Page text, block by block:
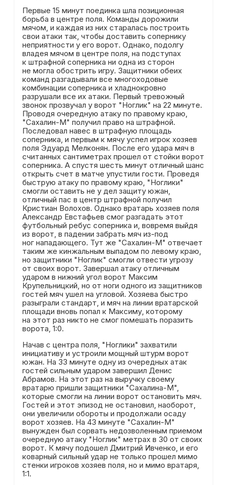
Первые 15 минут поединка шла позиционная
борьба в центре поля. Команды дорожили
мячом, и каждая из них старалась построить
свои атаки так, чтобы доставить сопернику
неприятности у его ворот. Однако, подолгу
владея мячом в центре поля, на подступах
к штрафной соперника ни одна из сторон
не могла обострить игру. Защитники обеих
команд разгадывали все многоходовые
комбинации соперника и хладнокровно
разрушали все их атаки. Первый тревожный
звонок прозвучал у ворот "Ноглик" на 22 минуте.
Проводя очередную атаку по правому краю,
"Сахалин-М" получил право на штрафной.
Последовал навес в штрафную площадь
соперника, и первым к мячу успел игрок хозяев
поля Эдуард Мелконян. После его удара мяч в
считанных сантиметрах прошел от стойки ворот
соперника. А спустя шесть минут отличный шанс
открыть счет в матче упустили гости. Проведя
быструю атаку по правому краю, "Ноглики"
смогли оставить не у дел защиту южан,
отличный пас в центр штрафной получил
Кристиан Волохов. Однако вратарь хозяев поля
Александр Евстафьев смог разгадать этот
футбольный ребус соперника и, вовремя выйдя
из ворот, в падении забрать мяч из-под
ног нападающего. Тут же "Сахалин-М" отвечает
таким же кинжальным выпадом по левому краю,
но защитники "Ноглик" смогли отвести угрозу
от своих ворот. Завершал атаку отличным
ударом в нижний угол ворот Максим
Крупельницкий, но от ноги одного из защитников
гостей мяч ушел на угловой. Хозяева быстро
разыграли стандарт, и мяч на линии вратарской
площади вновь попал к Максиму, которому
на этот раз никто не смог помешать поразить
ворота, 1:0.
Начав с центра поля, "Ноглики" захватили
инициативу и устроили мощный штурм ворот
южан. На 33 минуте одну из очередных атак
гостей сильным ударом завершил Денис
Абрамов. На этот раз на выручку своему
вратарю пришли защитники "Сахалина-М",
которые смогли на линии ворот остановить мяч.
Гостей и этот эпизод не остановил, наоборот,
они увеличили обороты и продолжали осаду
ворот хозяев. На 43 минуте "Сахалин-М"
вынужден был сорвать недозволенным приемом
очередную атаку "Ноглик" метрах в 30 от своих
ворот. К мячу подошел Дмитрий Ивченко, и его
коварный сильный удар не только прошел мимо
стенки игроков хозяев поля, но и мимо вратаря,
1:1.